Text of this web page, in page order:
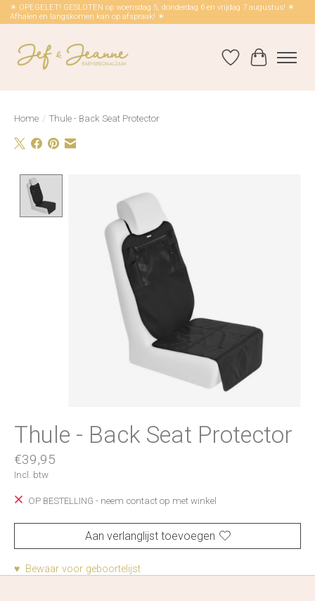
☀ OPEGELET! GESLOTEN op woensdag 5, donderdag 6 en vrijdag 7 augustus! ☀
Afhalen en langskomen kan op afspraak! ☀
Verlanglijst
Home / Thule - Back Seat Protector
Thule - Back Seat Protector
€39,95
Incl. btw
OP BESTELLING - neem contact op met winkel
Aan verlanglijst toevoegen
♥ Bewaar voor geboortelijst